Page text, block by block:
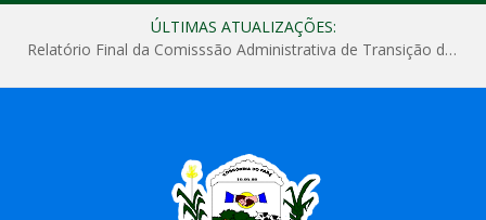
ÚLTIMAS ATUALIZAÇÕES:
Relatório Final da Comisssão Administrativa de Transição de Mandato do Poder Legislativo do Município de Concórdia do Pará